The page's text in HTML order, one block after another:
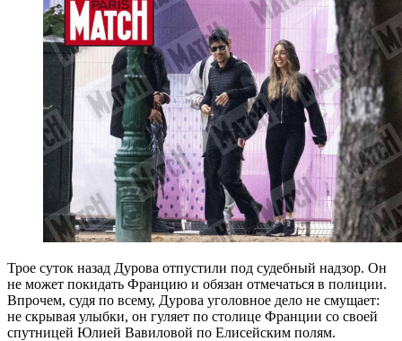
Трое суток назад Дурова отпустили под судебный надзор. Он
не может покидать Францию и обязан отмечаться в полиции.
Впрочем, судя по всему, Дурова уголовное дело не смущает:
не скрывая улыбки, он гуляет по столице Франции со своей
спутницей Юлией Вавиловой по Елисейским полям.